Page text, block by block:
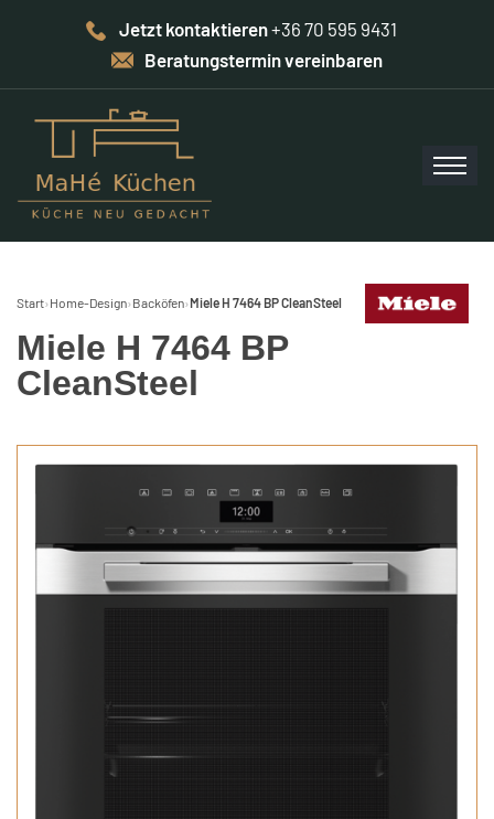
Jetzt kontaktieren+36 70 595 9431
Beratungstermin vereinbaren
Start› Home-Design› Backöfen›Miele H 7464 BP CleanSteel
Miele H 7464 BP
CleanSteel